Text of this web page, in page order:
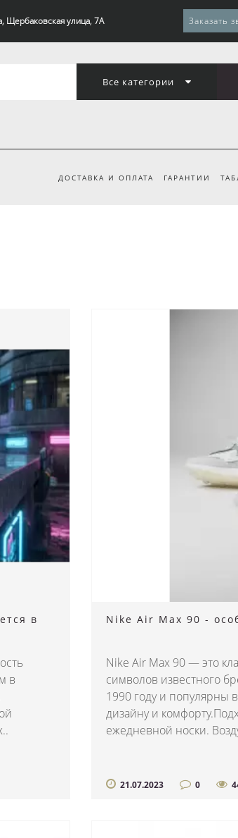
Щербаковская улица, 7А Заказать
Все категории
ДОСТАВКА И ОПЛАТА ГАРАНТИИ
в
в
Nike Air Max 90 -
Nike Air Max 90 — это
символов известного
1990 году и популярны
дизайну и
ежедневной носки.
21.07.2023 0